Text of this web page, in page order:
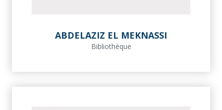
ABDELAZIZ EL MEKNASSI
Bibliothèque